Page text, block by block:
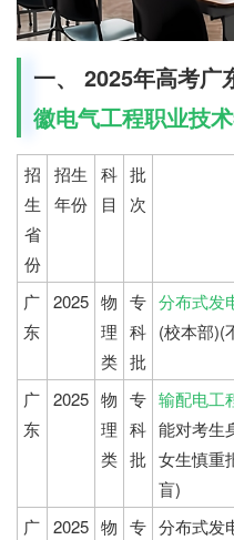
一、 2025年高考广
徽电气工程职业技
招
生
省
份
招生
年份
科
目
批
次
广
东
2025 物
理
类
专
科
批
分布式发
(校本部)(
广
东
2025 物
理
类
专
科
批
输配电工
能对考生
女生慎重
盲)
广 2025 物 专 分布式发